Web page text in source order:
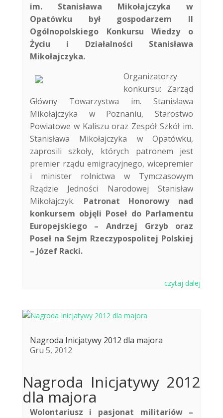
im. Stanisława Mikołajczyka w
Opatówku był gospodarzem II
Ogólnopolskiego Konkursu Wiedzy o
Życiu i Działalności Stanisława
Mikołajczyka.
Organizatorzy
konkursu: Zarząd
Główny Towarzystwa im. Stanisława
Mikołajczyka w Poznaniu, Starostwo
Powiatowe w Kaliszu oraz Zespół Szkół im.
Stanisława Mikołajczyka w Opatówku,
zaprosili szkoły, których patronem jest
premier rządu emigracyjnego, wicepremier
i minister rolnictwa w Tymczasowym
Rządzie Jedności Narodowej Stanisław
Mikołajczyk. Patronat Honorowy nad
konkursem objęli Poseł do Parlamentu
Europejskiego – Andrzej Grzyb oraz
Poseł na Sejm Rzeczypospolitej Polskiej
– Józef Racki.
czytaj dalej
Nagroda Inicjatywy 2012 dla majora
Gru 5, 2012
Nagroda Inicjatywy 2012
dla majora
Wolontariusz i pasjonat militariów –